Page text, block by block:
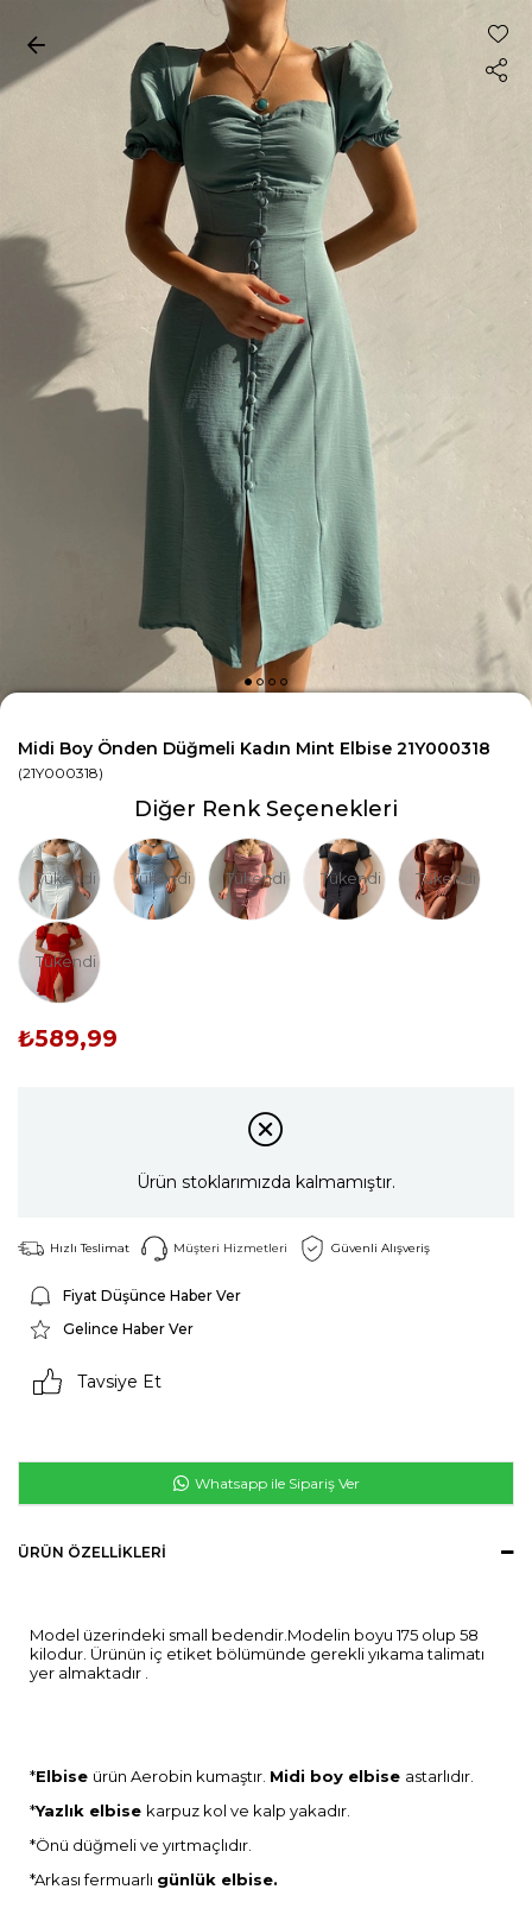
Midi Boy Önden Düğmeli Kadın Mint Elbise 21Y000318
(21Y000318)
Diğer Renk Seçenekleri
Tükendi Tükendi Tükendi Tükendi Tükendi
Tükendi
₺589,99
Ürün stoklarımızda kalmamıştır.
Hızlı Teslimat Müşteri Hizmetleri Güvenli Alışveriş
Fiyat Düşünce Haber Ver
Gelince Haber Ver
Tavsiye Et
Whatsapp ile Sipariş Ver
ÜRÜN ÖZELLIKLERI
Model üzerindeki small bedendir.Modelin boyu 175 olup 58
kilodur. Ürünün iç etiket bölümünde gerekli yıkama talimatı
yer almaktadır .
*Elbise ürün Aerobin kumaştır. Midi boy elbise astarlıdır.
*Yazlık elbise karpuz kol ve kalp yakadır.
*Önü düğmeli ve yırtmaçlıdır.
*Arkası fermuarlı günlük elbise.